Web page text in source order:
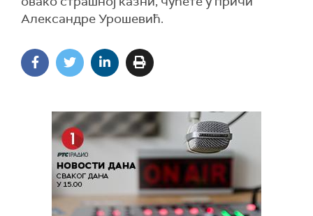
Александре Урошевић.